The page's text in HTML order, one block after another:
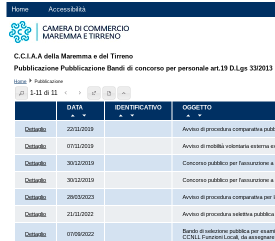
Home Accessibilità
C.C.I.A.A della Maremma e del Tirreno
Pubblicazione Pubblicazione Bandi di concorso per personale art.19 D.Lgs 33/2013
Home Pubblicazione
1-11 di 11
DATA IDENTIFICATIVO OGGETTO
Dettaglio 22/11/2019 Avviso di procedura comparativa
Dettaglio 07/11/2019 Avviso di mobilità volontaria esterna
Dettaglio 30/12/2019 Concorso pubblico per l'assunzione
Dettaglio 30/12/2019 Concorso pubblico per l'assunzione
Dettaglio 28/03/2023 Avviso di procedura comparativa per
Dettaglio 21/11/2022 Avviso di procedura selettiva
Dettaglio 07/09/2022
Bando di selezione pubblica per
CCNLL Funzioni Locali, da